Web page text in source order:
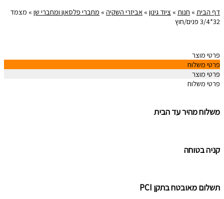
דף הבית » חנות » ציוד גינון » אביזרי השקיה » מחברי פלסאון ומחברי שן » מצמד
32*3/4 פנים/חוץ
פרטי מוצר
פרטי משלוח
פרטי מוצר
פרטי משלוח
משלוח מהיר עד הבית
קניה בטוחה
תשלום מאובטח בתקן PCI